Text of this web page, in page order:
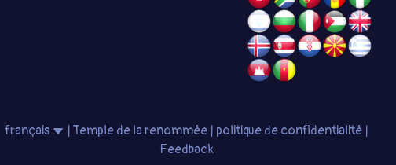
français | Temple de la renommée | politique de confidentialité|
Feedback